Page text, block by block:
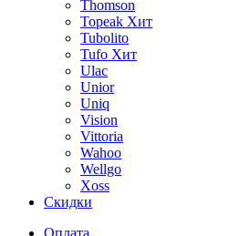
Thomson
Topeak Хит
Tubolito
Tufo Хит
Ulac
Unior
Uniq
Vision
Vittoria
Wahoo
Wellgo
Xoss
Скидки
Оплата